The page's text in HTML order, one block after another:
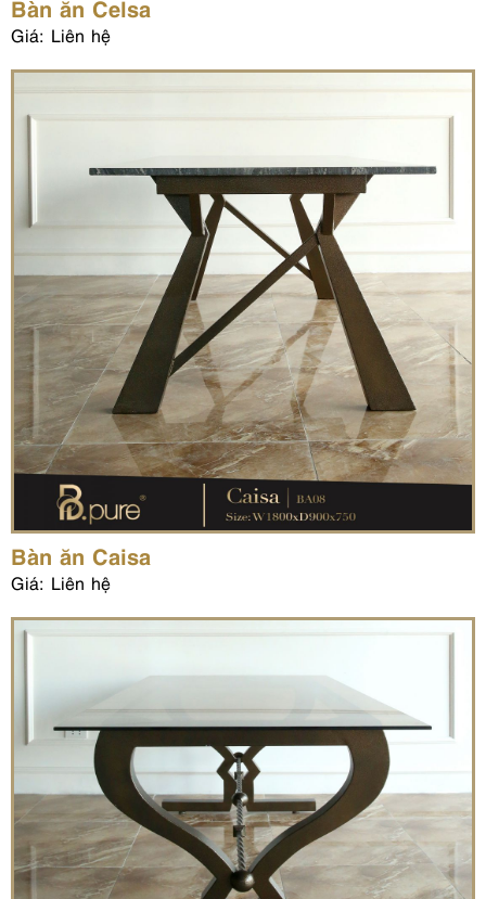
Giá: Liên hệ
Bàn ăn Caisa
Giá: Liên hệ